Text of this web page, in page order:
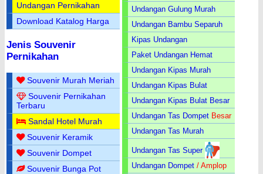
Undangan Pernikahan
Download Katalog Harga
Jenis Souvenir
Pernikahan
Souvenir Murah Meriah
Souvenir Pernikahan
Terbaru
Sandal Hotel Murah
Souvenir Keramik
Souvenir Dompet
Souvenir Bunga Pot
Undangan Gulung Murah
Undangan Bambu Separuh
Kipas Undangan
Paket Undangan Hemat
Undangan Kipas Murah
Undangan Kipas Bulat
Undangan Kipas Bulat Besar
Undangan Tas Dompet Besar
Undangan Tas Murah
Undangan Tas Super
Undangan Dompet / Amplop